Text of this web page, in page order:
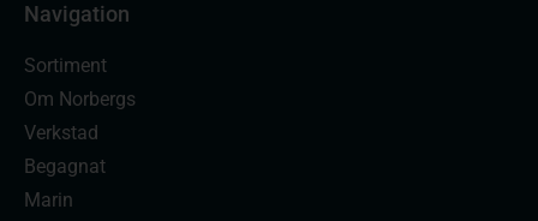
Navigation
Sortiment
Om Norbergs
Verkstad
Begagnat
Marin